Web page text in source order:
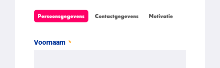
Persoonsgegevens Contactgegevens Motivatie
Voornaam